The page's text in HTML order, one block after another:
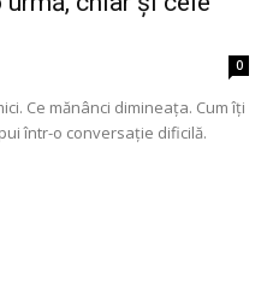
0
Ce mănânci dimineața. Cum îți
într-o conversație dificilă.